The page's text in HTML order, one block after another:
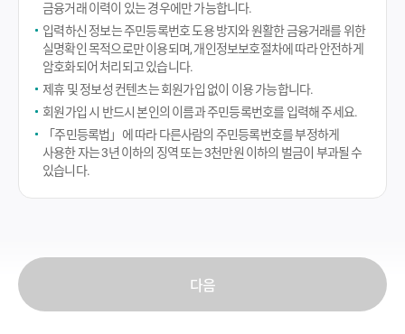
금융거래 이력이 있는 경우에만 가능합니다.
입력하신 정보는 주민등록번호 도용 방지와 원활한 금융거래를 위한
실명확인 목적으로만 이용되며, 개인정보보호절차에 따라 안전하게
암호화되어 처리되고 있습니다.
제휴 및 정보성 컨텐츠는 회원가입 없이 이용 가능합니다.
회원가입 시 반드시 본인의 이름과 주민등록번호를 입력해 주세요.
「주민등록법」에 따라 다른사람의 주민등록번호를 부정하게
사용한 자는 3년 이하의 징역 또는 3천만원 이하의 벌금이 부과될 수
있습니다.
다음